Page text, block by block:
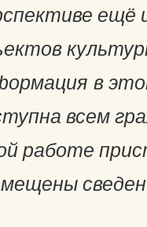
ещё
в
всем
работе